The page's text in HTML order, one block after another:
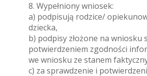
8. Wypełniony wniosek:
a) podpisują rodzice/
dziecka,
b) podpisy złożone na wniosku
potwierdzeniem zgodności
we wniosku ze stanem
c) za sprawdzenie i